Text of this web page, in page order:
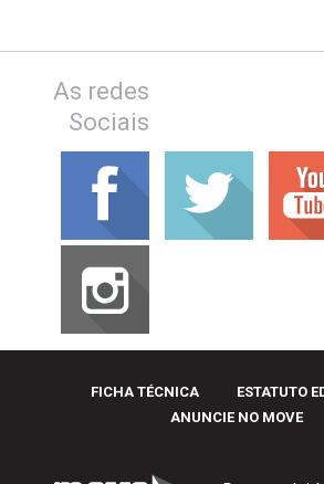
As redes
Sociais
FICHA TÉCNICA
ESTATUTO
ANUNCIE NO MOVE